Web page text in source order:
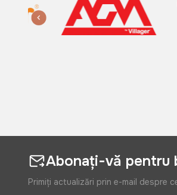
Abonați-vă pentru
Primiți actualizări prin e-mail despre